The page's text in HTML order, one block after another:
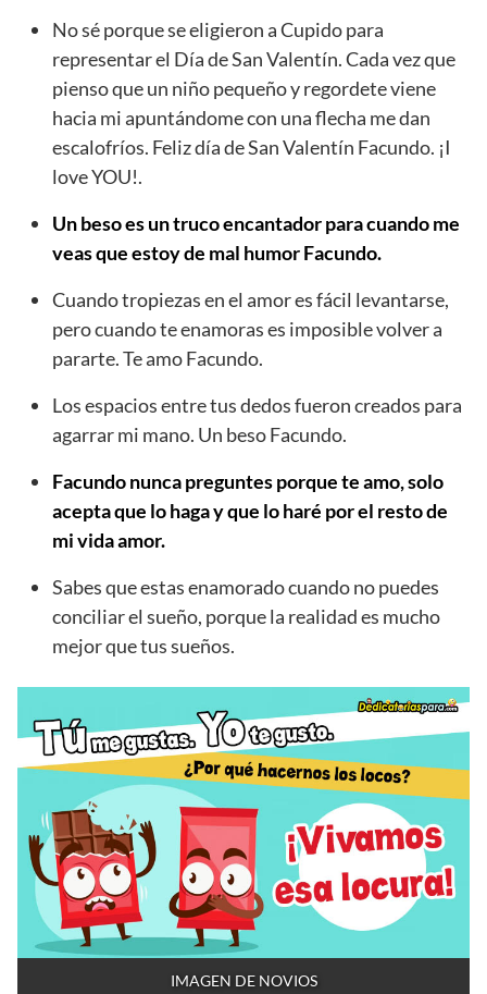
No sé porque se eligieron a Cupido para
representar el Día de San Valentín. Cada vez que
pienso que un niño pequeño y regordete viene
hacia mi apuntándome con una flecha me dan
escalofríos. Feliz día de San Valentín Facundo. ¡I
love YOU!.
Un beso es un truco encantador para cuando me
veas que estoy de mal humor Facundo.
Cuando tropiezas en el amor es fácil levantarse,
pero cuando te enamoras es imposible volver a
pararte. Te amo Facundo.
Los espacios entre tus dedos fueron creados para
agarrar mi mano. Un beso Facundo.
Facundo nunca preguntes porque te amo, solo
acepta que lo haga y que lo haré por el resto de
mi vida amor.
Sabes que estas enamorado cuando no puedes
conciliar el sueño, porque la realidad es mucho
mejor que tus sueños.
IMAGEN DE NOVIOS